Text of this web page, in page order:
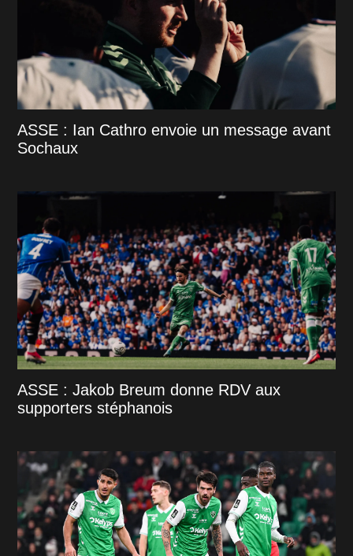
ASSE : Ian Cathro envoie un message avant
Sochaux
ASSE : Jakob Breum donne RDV aux
supporters stéphanois